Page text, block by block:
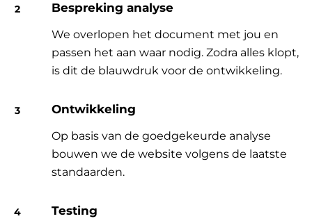
Bespreking analyse
We overlopen het document met jou en
passen het aan waar nodig. Zodra alles klopt,
is dit de blauwdruk voor de ontwikkeling.
Ontwikkeling
Op basis van de goedgekeurde analyse
bouwen we de website volgens de laatste
standaarden.
Testing